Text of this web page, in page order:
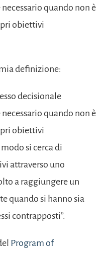
quando non è
obiettivi
definizione:
decisionale
quando non è
obiettivi
si cerca di
attraverso uno
a raggiungere un
quando si hanno sia
contrapposti”.
Program of